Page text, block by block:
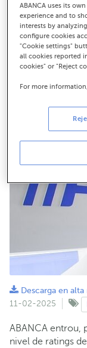
DBRS basea a
riscos, a
liquidez do
Esta mellora
realizada por
Descarga en
11-02-2025
ABANCA entrou,
nivel de ratings
ABANCA uses its
experience and to
interests by
configure cookies
"Cookie settings"
all cookies reported
cookies" or "Reject
For more